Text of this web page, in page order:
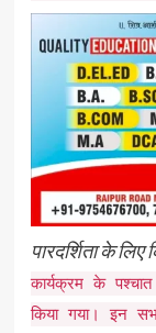
​पारदर्शिता के
कार्यक्रम के
किया गया। इन